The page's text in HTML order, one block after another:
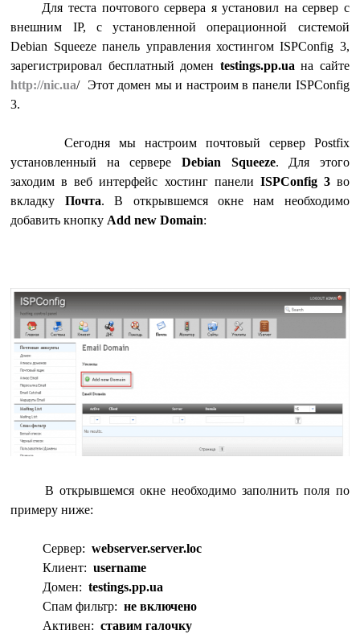
Для теста почтового сервера я установил на сервер с
внешним IP, c установленной операционной системой
Debian Squeeze панель управления хостингом ISPConfig 3,
зарегистрировал бесплатный домен testings.pp.ua на сайте
http://nic.ua/ Этот домен мы и настроим в панели ISPConfig
3.
Сегодня мы настроим почтовый сервер Postfix
установленный на сервере Debian Squeeze. Для этого
заходим в веб интерфейс хостинг панели ISPConfig 3во
вкладку Почта. В открывшемся окне нам необходимо
добавить кнопку Add new Domain:
В открывшемся окне необходимо заполнить поля по
примеру ниже:
Сервер:webserver.server.loc
Клиент:username
Домен:testings.pp.ua
Спам фильтр:не включено
Активен:ставим галочку